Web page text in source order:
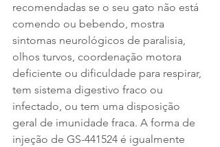
recomendadas se o seu gato não está
comendo ou bebendo, mostra
sintomas neurológicos de paralisia,
olhos turvos, coordenação motora
deficiente ou dificuldade para respirar,
tem sistema digestivo fraco ou
infectado, ou tem uma disposição
geral de imunidade fraca. A forma de
injeção de GS-441524 é igualmente